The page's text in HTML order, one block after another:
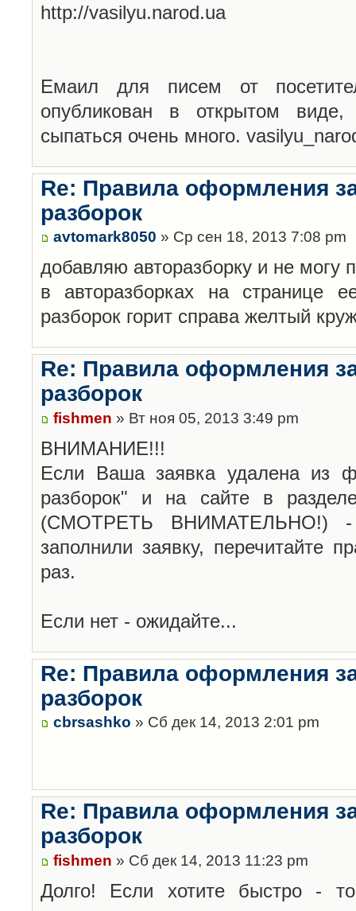
http://vasilyu.narod.ua
Емаил для писем от
опубликован в открытом
сыпаться очень много.
Re: Правила оформления
разборок
avtomark8050 » Ср сен 18, 2013 7:08 pm
добавляю авторазборку и не могу
в авторазборках на странице
разборок горит справа желтый
Re: Правила оформления
разборок
fishmen » Вт ноя 05, 2013 3:49 pm
ВНИМАНИЕ!!!
Если Ваша заявка удалена из
разборок" и на сайте в
(СМОТРЕТЬ ВНИМАТЕЛЬНО!)
заполнили заявку, перечитайте
раз.
Если нет - ожидайте...
Re: Правила оформления
разборок
cbrsashko » Сб дек 14, 2013 2:01 pm
Re: Правила оформления
разборок
fishmen » Сб дек 14, 2013 11:23 pm
Долго! Если хотите быстро -